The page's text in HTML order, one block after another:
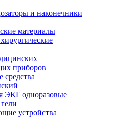
и наконечники
материалы
приборов
средства
ЭКГ одноразовые
устройства